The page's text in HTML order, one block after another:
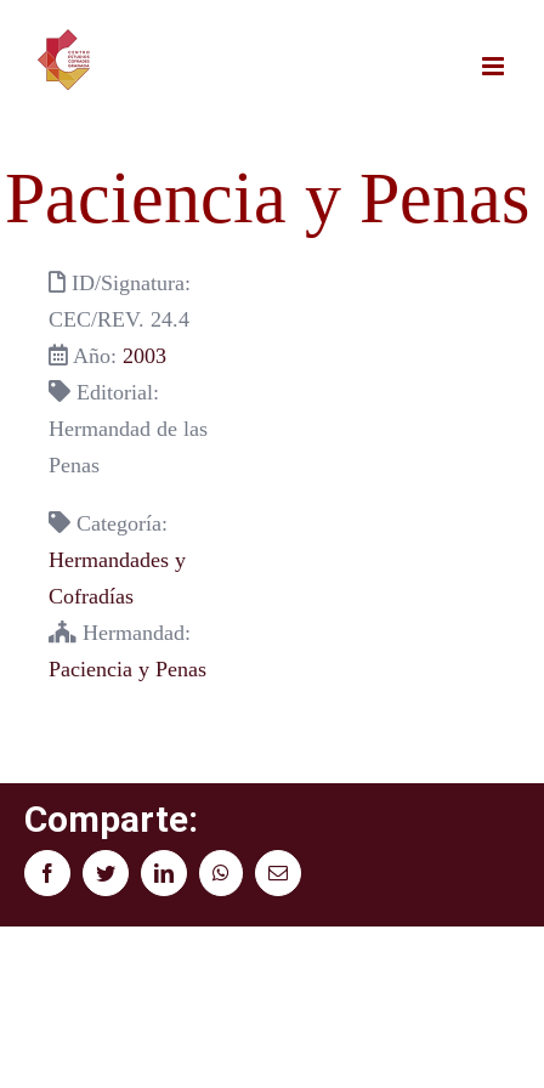
contenido
Paciencia y Penas
ID/Signatura:
CEC/REV. 24.4
Año: 2003
Editorial:
Hermandad de las
Penas
Categoría:
Hermandades y
Cofradías
Hermandad:
Paciencia y Penas
Comparte:
FacebookTwitterLinkedInWhatsAppCorreo
electrónico